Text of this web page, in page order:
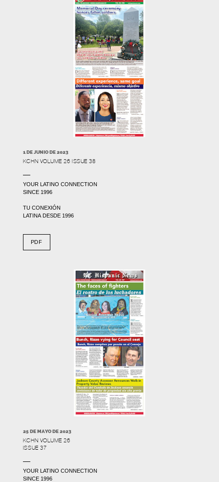
1 DE JUNIO DE 2023
KCHN VOLUME 26 ISSUE 38
YOUR LATINO CONNECTION
SINCE 1996
TU CONEXIÓN
LATINA DESDE 1996
PDF
25 DE MAYO DE 2023
KCHN VOLUME 26
ISSUE 37
YOUR LATINO CONNECTION
SINCE 1996